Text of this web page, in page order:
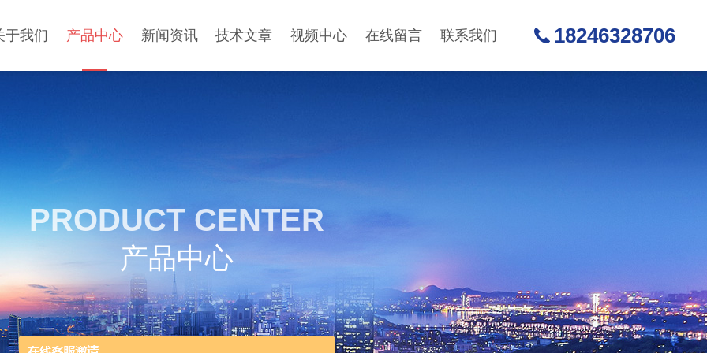
于我们 产品中心 新闻资讯 技术文章 视频中心 在线留言 联系我们 18246328706
PRODUCT CENTER
产品中心